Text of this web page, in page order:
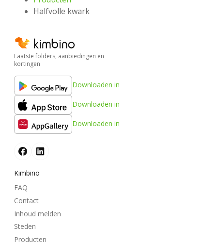
Halfvolle kwark
Laatste folders, aanbiedingen en
kortingen
Downloaden in
Downloaden in
Downloaden in
Kimbino
FAQ
Contact
Inhoud melden
Steden
Producten